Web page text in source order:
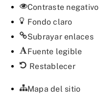
Contraste negativo
Fondo claro
Subrayar enlaces
Fuente legible
Restablecer
Mapa del sitio